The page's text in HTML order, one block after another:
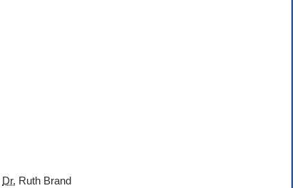
Dr. Ruth Brand